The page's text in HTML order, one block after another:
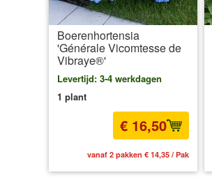
Boerenhortensia
'Générale Vicomtesse de
Vibraye®'
Levertijd: 3-4 werkdagen
1 plant
€ 16,50
vanaf 2 pakken € 14,35 / Pak